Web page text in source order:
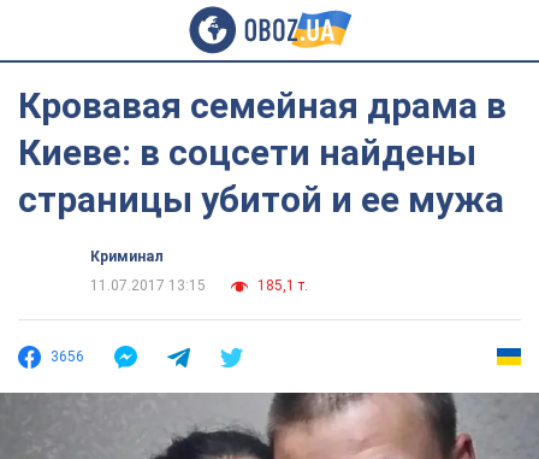
Кровавая семейная драма в
Киеве: в соцсети найдены
страницы убитой и ее мужа
Криминал
11.07.2017 13:15
185,1 т.
3656